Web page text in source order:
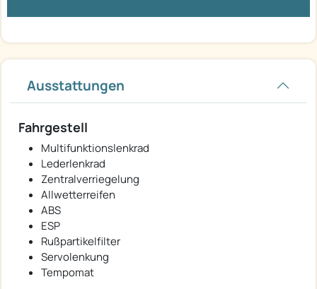
Ausstattungen
Fahrgestell
Multifunktionslenkrad
Lederlenkrad
Zentralverriegelung
Allwetterreifen
ABS
ESP
Rußpartikelfilter
Servolenkung
Tempomat